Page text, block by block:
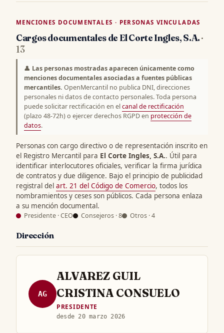
MENCIONES DOCUMENTALES · PERSONAS VINCULADAS
Cargos documentales de El Corte Ingles, S.A.·
13
👤 Las personas mostradas aparecen únicamente como
menciones documentales asociadas a fuentes públicas
mercantiles. OpenMercantil no publica DNI, direcciones
personales ni datos de contacto personales. Toda persona
puede solicitar rectificación en elcanal de rectificación
(plazo 48-72h) o ejercer derechos RGPD en protección de
datos.
Personas con cargo directivo o de representación inscrito en
el Registro Mercantil para El Corte Ingles, S.A.. Útil para
identificar interlocutores oficiales, verificar la firma jurídica
de contratos y due diligence. Bajo el principio de publicidad
registral del art. 21 del Código de Comercio, todos los
nombramientos y ceses son públicos. Cada persona enlaza
a su mención documental.
Presidente · CEO Consejeros · 8 Otros · 4
Dirección
AG
ALVAREZ GUIL
CRISTINA CONSUELO
PRESIDENTE
desde 20 marzo 2026